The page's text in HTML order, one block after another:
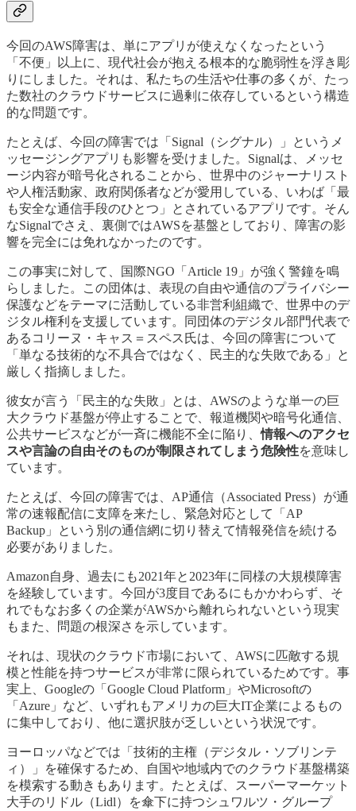
今回のAWS障害は、単にアプリが使えなくなったという
「不便」以上に、現代社会が抱える根本的な脆弱性を浮き彫
りにしました。それは、私たちの生活や仕事の多くが、たっ
た数社のクラウドサービスに過剰に依存しているという構造
的な問題です。
たとえば、今回の障害では「Signal（シグナル）」というメ
ッセージングアプリも影響を受けました。Signalは、メッセ
ージ内容が暗号化されることから、世界中のジャーナリスト
や人権活動家、政府関係者などが愛用している、いわば「最
も安全な通信手段のひとつ」とされているアプリです。そん
なSignalでさえ、裏側ではAWSを基盤としており、障害の影
響を完全には免れなかったのです。
この事実に対して、国際NGO「Article 19」が強く警鐘を鳴
らしました。この団体は、表現の自由や通信のプライバシー
保護などをテーマに活動している非営利組織で、世界中のデ
ジタル権利を支援しています。同団体のデジタル部門代表で
あるコリーヌ・キャス＝スペス氏は、今回の障害について
「単なる技術的な不具合ではなく、民主的な失敗である」と
厳しく指摘しました。
彼女が言う「民主的な失敗」とは、AWSのような単一の巨
大クラウド基盤が停止することで、報道機関や暗号化通信、
公共サービスなどが一斉に機能不全に陥り、情報へのアクセ
スや言論の自由そのものが制限されてしまう危険性を意味し
ています。
たとえば、今回の障害では、AP通信（Associated Press）が通
常の速報配信に支障を来たし、緊急対応として「AP
Backup」という別の通信網に切り替えて情報発信を続ける
必要がありました。
Amazon自身、過去にも2021年と2023年に同様の大規模障害
を経験しています。今回が3度目であるにもかかわらず、そ
れでもなお多くの企業がAWSから離れられないという現実
もまた、問題の根深さを示しています。
それは、現状のクラウド市場において、AWSに匹敵する規
模と性能を持つサービスが非常に限られているためです。事
実上、Googleの「Google Cloud Platform」やMicrosoftの
「Azure」など、いずれもアメリカの巨大IT企業によるもの
に集中しており、他に選択肢が乏しいという状況です。
ヨーロッパなどでは「技術的主権（デジタル・ソブリンテ
ィ）」を確保するため、自国や地域内でのクラウド基盤構築
を模索する動きもあります。たとえば、スーパーマーケット
大手のリドル（Lidl）を傘下に持つシュワルツ・グループ